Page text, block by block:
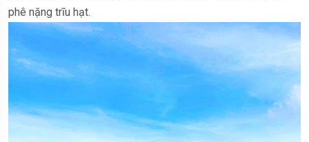
phê nặng trĩu hạt.